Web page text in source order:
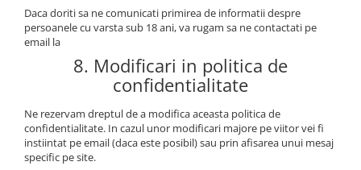
Daca doriti sa ne comunicati primirea de informatii despre
persoanele cu varsta sub 18 ani, va rugam sa ne contactati pe
email la
8. Modificari in politica de
confidentialitate
Ne rezervam dreptul de a modifica aceasta politica de
confidentialitate. In cazul unor modificari majore pe viitor vei fi
instiintat pe email (daca este posibil) sau prin afisarea unui mesaj
specific pe site.